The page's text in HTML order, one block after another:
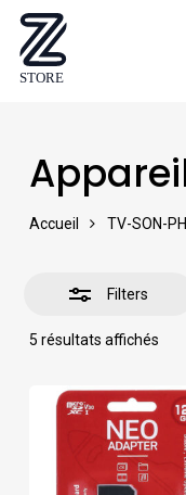
Skip
main
Accueil TV-SON-
Filters
5 résultats affichés